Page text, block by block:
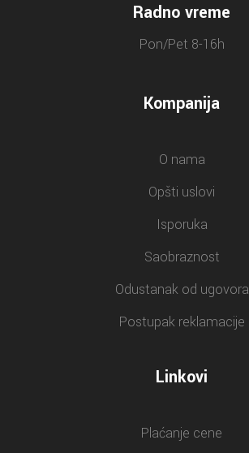
Radno vreme
Pon/Pet 8-16h
Kompanija
O nama
Opšti uslovi
Isporuka
Saobraznost
Odustanak od ugovora
Postupak reklamacije
Linkovi
Plaćanje cene